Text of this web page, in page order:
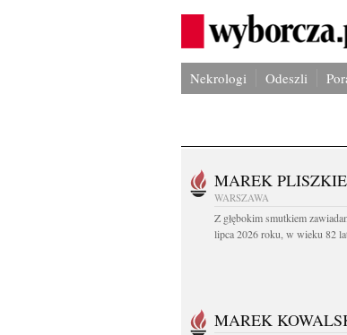
Nekrologi Odeszli
MAREK
WARSZAWA
Z głębokim smutkiem
lipca 2026 roku, w wieku 82
MAREK